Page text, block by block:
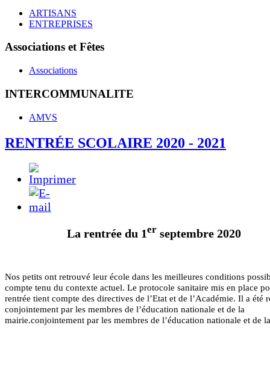
ARTISANS
ENTREPRISES
Associations et Fêtes
Associations
INTERCOMMUNALITE
AMVS
RENTRÉE SCOLAIRE 2020 - 2021
La rentrée du 1er septembre 2020
Nos petits ont retrouvé leur école dans les meilleures conditions
compte tenu du contexte actuel. Le protocole sanitaire mis en place
rentrée tient compte des directives de l’Etat et de l’Académie. Il a été
conjointement par les membres de l’éducation nationale et de la
mairie.conjointement par les membres de l’éducation nationale et de